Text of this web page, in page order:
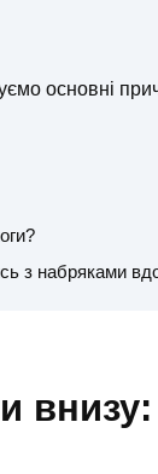
основні
з набряками
внизу: